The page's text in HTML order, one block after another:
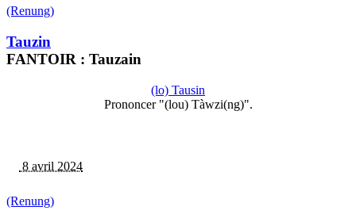
(Renung)
Tauzin
FANTOIR : Tauzain
(lo) Tausin
Prononcer "(lou) Tàwzi(ng)".
8 avril 2024
(Renung)